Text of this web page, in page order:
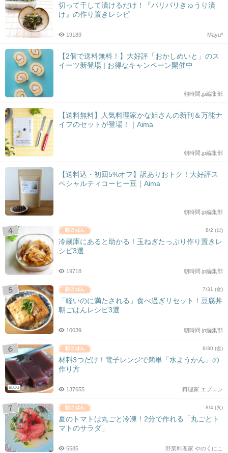
切って干して漬けるだけ！『パリパリきゅうり漬
け』の作り置きレシピ
Mayu*
19189
【2個で送料無料！】大好評「おかしめいと」のス
イーツ新登場 | お得なキャンペーン開催中
朝時間.jp編集部
【送料無料】人気料理家かな姐さんの新刊＆万能ナ
イフのセットが登場！｜Aima
朝時間.jp編集部
【送料込・初回5%オフ】訳ありおトク！大好評ス
ペシャルティコーヒー豆｜Aima
朝時間.jp編集部
8/2 (日)
冷蔵庫にあると助かる！玉ねぎたっぷり作り置きレ
シピ3選
朝時間.jp編集部
19718
7/31 (金)
「軽いのに満たされる」食べ過ぎリセット！豆腐丼
朝ごはんレシピ3選
朝時間.jp編集部
10039
BLOG
8/30 (金)
材料3つだけ！電子レンジで簡単「水ようかん」の
作り方
料理家 エプロン
137655
8/4 (火)
夏のトマトは丸ごと冷凍！2分で作れる「丸ごとト
マトのサラダ」
野菜料理家 やのくにこ
5585